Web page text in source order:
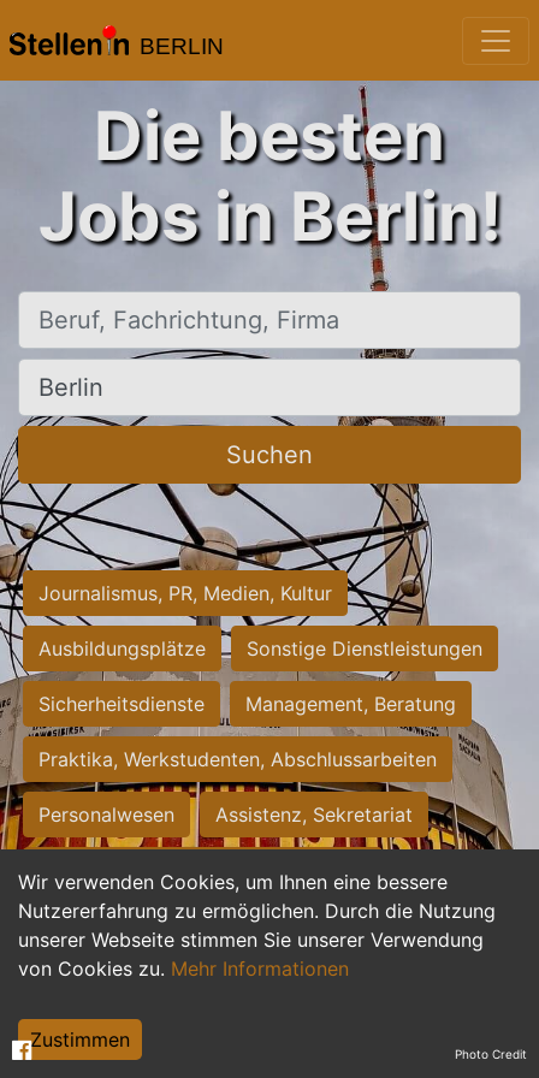
BERLIN
Wir verwenden Cookies, um Ihnen eine bessere
Nutzererfahrung zu ermöglichen. Durch die Nutzung
unserer Webseite stimmen Sie unserer Verwendung
von Cookies zu. Mehr Informationen
Zustimmen
Die besten
Jobs in Berlin!
Beruf, Fachrichtung, Firma
Ort, Stadt
Suchen
Journalismus, PR, Medien, Kultur
Ausbildungsplätze Sonstige Dienstleistungen
Sicherheitsdienste Management, Beratung
Praktika, Werkstudenten, Abschlussarbeiten
Personalwesen Assistenz, Sekretariat
Hilfskräfte, Aushilfs- und Nebenjobs
Einkauf, Logistik, Materialwirtschaft
Weiterbildung, Studium, duale Ausbildung
Tourismus
Photo Credit